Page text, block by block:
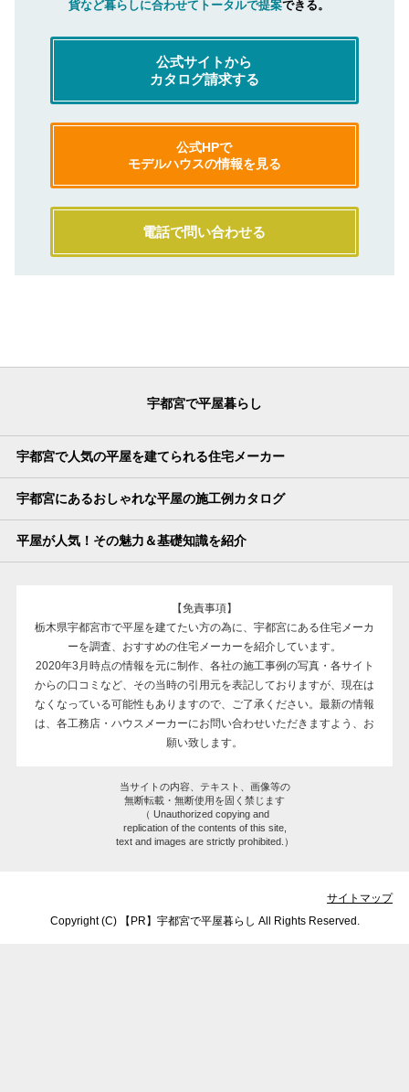
貨など暮らしに合わせてトータルで提案できる。
公式サイトから
カタログ請求する
公式HPで
モデルハウスの情報を見る
電話で問い合わせる
宇都宮で平屋暮らし
宇都宮で人気の平屋を建てられる住宅メーカー
宇都宮にあるおしゃれな平屋の施工例カタログ
平屋が人気！その魅力＆基礎知識を紹介
【免責事項】
栃木県宇都宮市で平屋を建てたい方の為に、宇都宮にある住宅メーカ
ーを調査、おすすめの住宅メーカーを紹介しています。
2020年3月時点の情報を元に制作、各社の施工事例の写真・各サイト
からの口コミなど、その当時の引用元を表記しておりますが、現在は
なくなっている可能性もありますので、ご了承ください。最新の情報
は、各工務店・ハウスメーカーにお問い合わせいただきますよう、お
願い致します。
当サイトの内容、テキスト、画像等の
無断転載・無断使用を固く禁じます
（ Unauthorized copying and
replication of the contents of this site,
text and images are strictly prohibited.）
サイトマップ
Copyright (C) 【PR】 宇都宮で平屋暮らし All Rights Reserved.